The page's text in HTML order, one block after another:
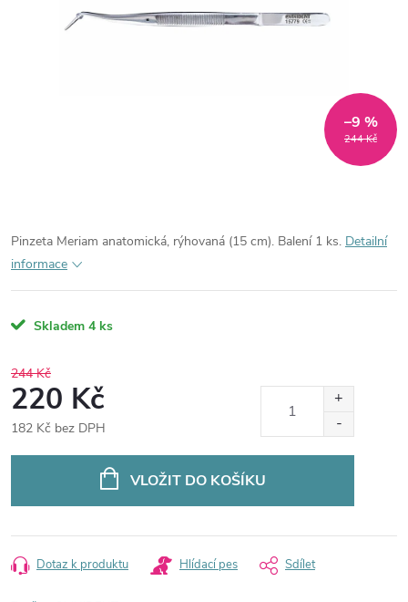
244 Kč
–9 %
Pinzeta Meriam anatomická, rýhovaná (15 cm). Balení 1 ks. Detailní
informace
Skladem 4 ks
244 Kč
220 Kč
182 Kč bez DPH
VLOŽIT DO KOŠÍKU
Dotaz k produktu Hlídací pes Sdílet